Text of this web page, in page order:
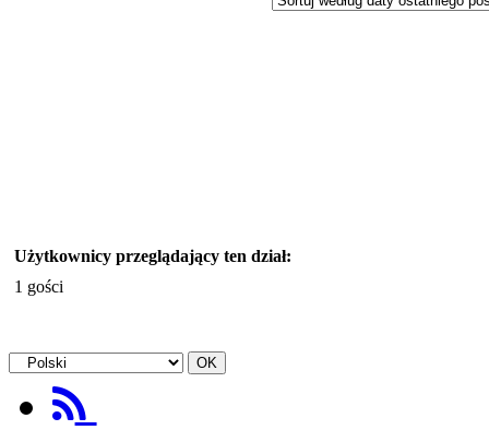
Użytkownicy przeglądający ten dział:
1 gości